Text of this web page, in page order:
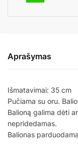
Aprašymas
Išmatavimai: 35 cm
Pučiama su oru.
Balioną galima dėti
nepridedamas.
Balionas